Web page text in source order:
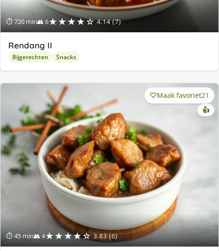
⏱ 720 min👥 6★★★★☆ 4.14 (7)
Rendang II
Bijgerechten Snacks
⏱ 45 min👥 4★★★★☆ 3.83 (6)
Maak favoriet21
👍